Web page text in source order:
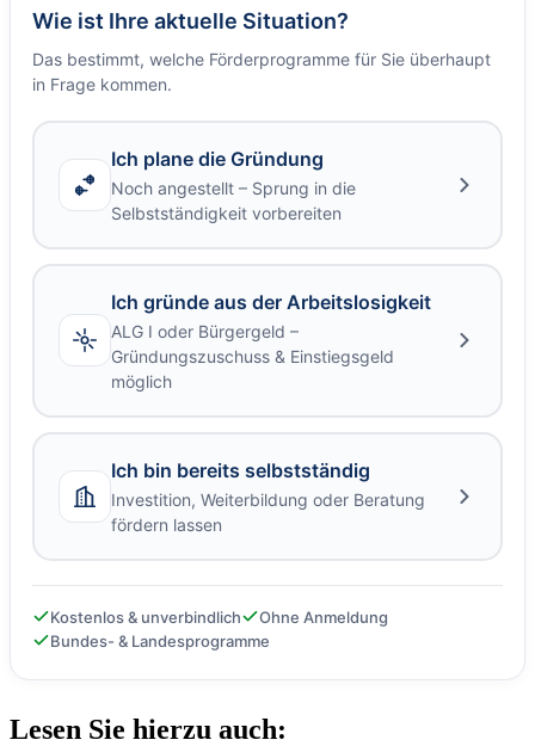
Wie ist Ihre aktuelle Situation?
Das bestimmt, welche Förderprogramme für Sie überhaupt
in Frage kommen.
Ich plane die Gründung
Noch angestellt – Sprung in die
Selbstständigkeit vorbereiten
Ich gründe aus der Arbeitslosigkeit
ALG I oder Bürgergeld –
Gründungszuschuss & Einstiegsgeld
möglich
Ich bin bereits selbstständig
Investition, Weiterbildung oder Beratung
fördern lassen
Kostenlos & unverbindlich
Ohne Anmeldung
Bundes- & Landesprogramme
Lesen Sie hierzu auch: